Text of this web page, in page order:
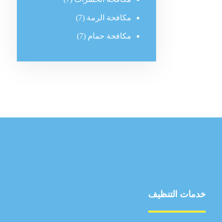
مكافحة الرمة (7)
مكافحة حمام (7)
خدمات التنظيف